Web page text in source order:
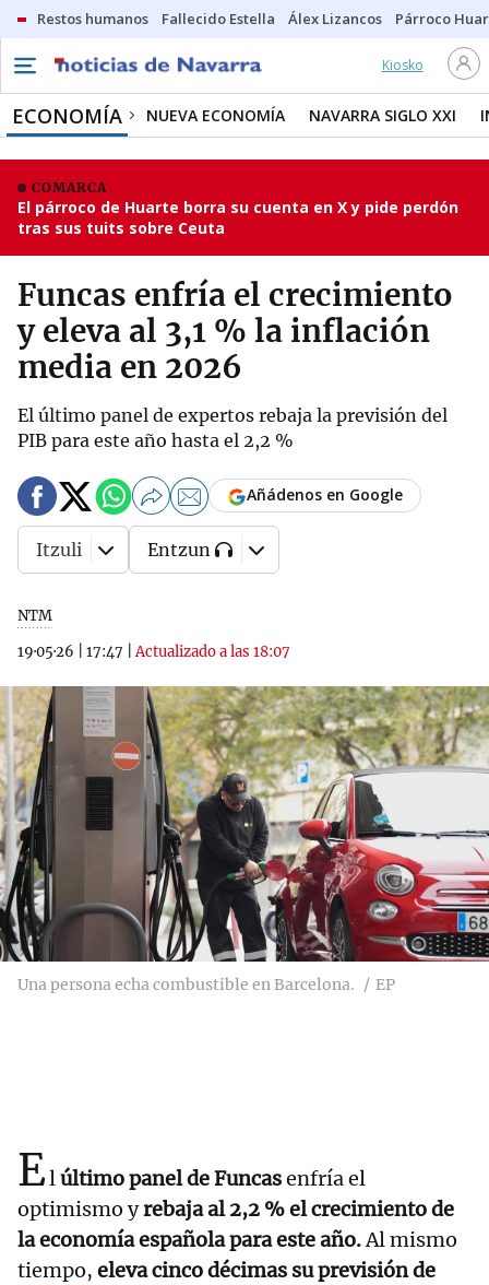
Restos humanos Fallecido Estella Álex Lizancos Párroco
Kiosko
ECONOMÍA NUEVA ECONOMÍA NAVARRA SIGLO XXI
COMARCA
El párroco de Huarte borra su cuenta en X y pide perdón
tras sus tuits sobre Ceuta
Funcas enfría el crecimiento
y eleva al 3,1 % la inflación
media en 2026
El último panel de expertos rebaja la previsión del
PIB para este año hasta el 2,2 %
NTM
19·05·26
17:47 |Actualizado a las 18:07
Añádenos en Google
Itzuli Entzun
Una persona echa combustible en Barcelona. EP
Elúltimo panel de Funcasenfría el
optimismo yrebaja al 2,2 % el crecimiento de
la economía española para este año.Al mismo
tiempo, eleva cinco décimas su previsión de